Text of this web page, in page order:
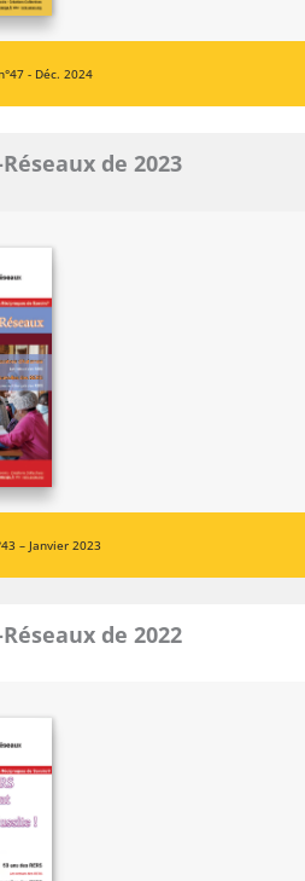
- Déc. 2024
de 2023
– Janvier 2023
de 2022